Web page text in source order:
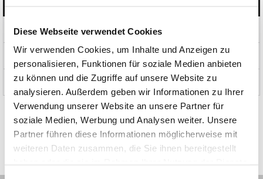
Diese Webseite verwendet Cookies
Wir verwenden Cookies, um Inhalte und Anzeigen zu
personalisieren, Funktionen für soziale Medien anbieten
zu können und die Zugriffe auf unsere Website zu
analysieren. Außerdem geben wir Informationen zu Ihrer
Verwendung unserer Website an unsere Partner für
soziale Medien, Werbung und Analysen weiter. Unsere
Partner führen diese Informationen möglicherweise mit
weiteren Daten zusammen, die Sie ihnen bereitgestellt
Produkte
News und Aktionen
Über uns